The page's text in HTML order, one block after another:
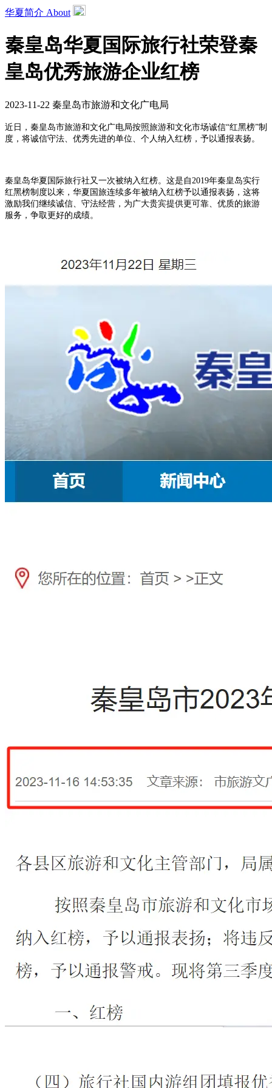
华夏简介 About
秦皇岛华夏国际旅行社荣登秦
皇岛优秀旅游企业红榜
2023-11-22 秦皇岛市旅游和文化广电局
近日，秦皇岛市旅游和文化广电局按照旅游和文化市场诚信“红黑榜”制
度，将诚信守法、优秀先进的单位、个人纳入红榜，予以通报表扬。
秦皇岛华夏国际旅行社又一次被纳入红榜。这是自2019年秦皇岛实行
红黑榜制度以来，华夏国旅连续多年被纳入红榜予以通报表扬，这将
激励我们继续诚信、守法经营，为广大贵宾提供更可靠、优质的旅游
服务，争取更好的成绩。